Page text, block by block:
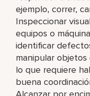
ejemplo, correr,
Inspeccionar
equipos o
identificar
manipular objetos
lo que requiere
buena
Alcanzar por